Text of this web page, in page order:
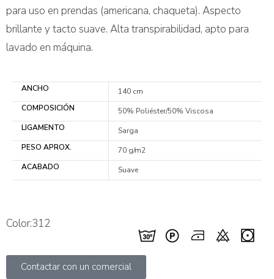
para uso en prendas (americana, chaqueta). Aspecto
brillante y tacto suave. Alta transpirabilidad, apto para
lavado en máquina.
ANCHO
140 cm
COMPOSICIÓN
50% Poliéster/50% Viscosa
LIGAMENTO
Sarga
PESO APROX.
70 g/m2
ACABADO
Suave
Color:312
Contactar con un comercial